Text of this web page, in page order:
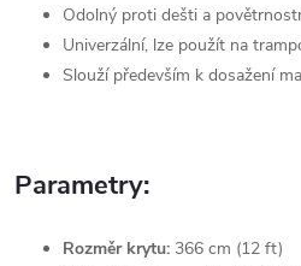
Odolný proti dešti a
Univerzální, lze použít na
Slouží především k dosažení
Parametry:
Rozměr krytu: 366 cm (12 ft)